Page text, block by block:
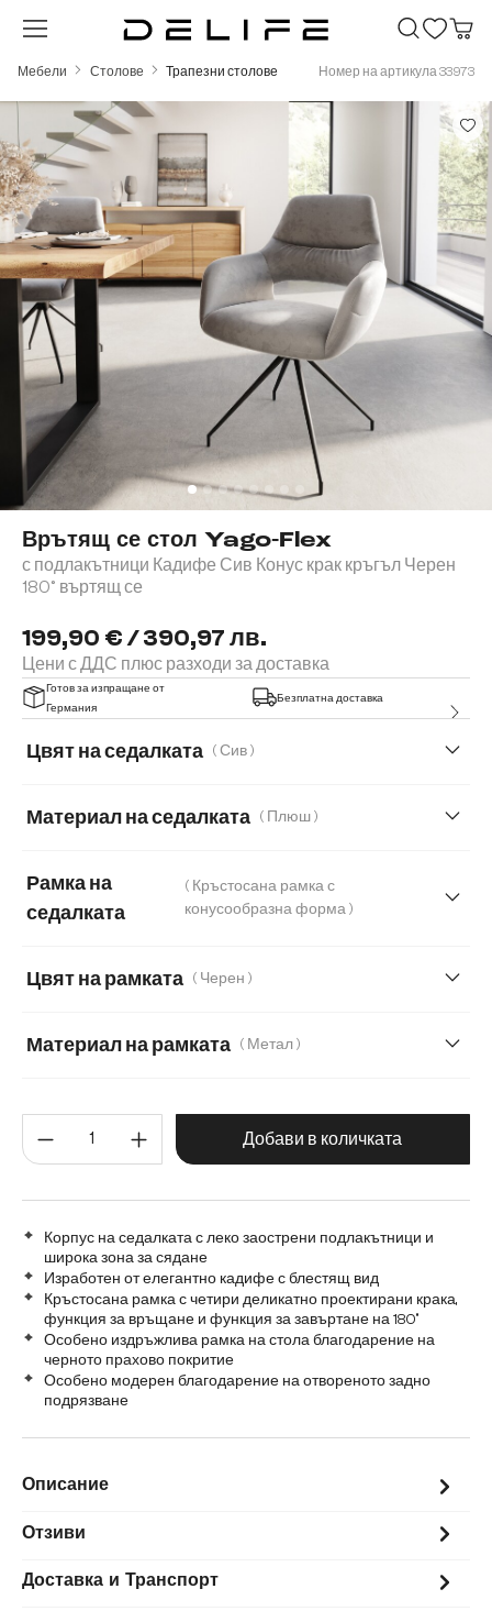
Преминете към основното съдържание
Мебели Столове Трапезни столове Номер на артикула 33973
Врътящ се стол Yago-Flex
с подлакътници Кадифе Сив Конус крак кръгъл Черен
180° въртящ се
199,90 € / 390,97 лв.
Цени с ДДС плюс разходи за доставка
Готов за изпращане от
Германия
Безплатна доставка
Цвят на седалката ( Сив )
Материал на седалката ( Плюш )
Мека плюшена материя Мека тъкана материя
Рамка на
седалката
( Кръстосана рамка с
конусообразна форма )
Цвят на рамката ( Черен )
Материал на рамката ( Метал )
Дърво Матирана неръждаема стомана
Количество на продукта:
Добави в количката
Корпус на седалката с леко заострени подлакътници и
широка зона за сядане
Изработен от елегантно кадифе с блестящ вид
Кръстосана рамка с четири деликатно проектирани крака,
функция за връщане и функция за завъртане на 180°
Особено издръжлива рамка на стола благодарение на
черното прахово покритие
Особено модерен благодарение на отвореното задно
подрязване
Пропуснете галерия с изображения
Описание
Отзиви
Доставка и Транспорт